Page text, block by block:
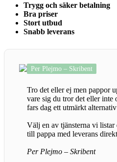
Trygg och säker betalning
Bra priser
Stort utbud
Snabb leverans
Per Plejmo – Skribent
Tro det eller ej men pappor
vare sig du tror det eller inte
fars dag ett utmärkt
Välj en av tjänsterna vi
till pappa med leverans
Per Plejmo – Skribent